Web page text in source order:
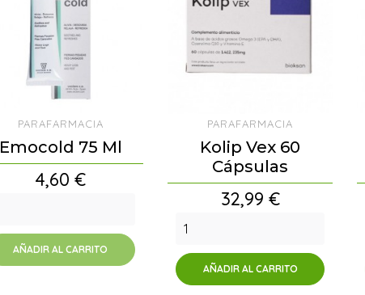
PARAFARMACIA
Emocold 75 Ml
Precio
4,60 €
AÑADIR AL CARRITO
PARAFARMACIA
Kolip Vex 60
Cápsulas
Precio
32,99 €
AÑADIR AL CARRITO